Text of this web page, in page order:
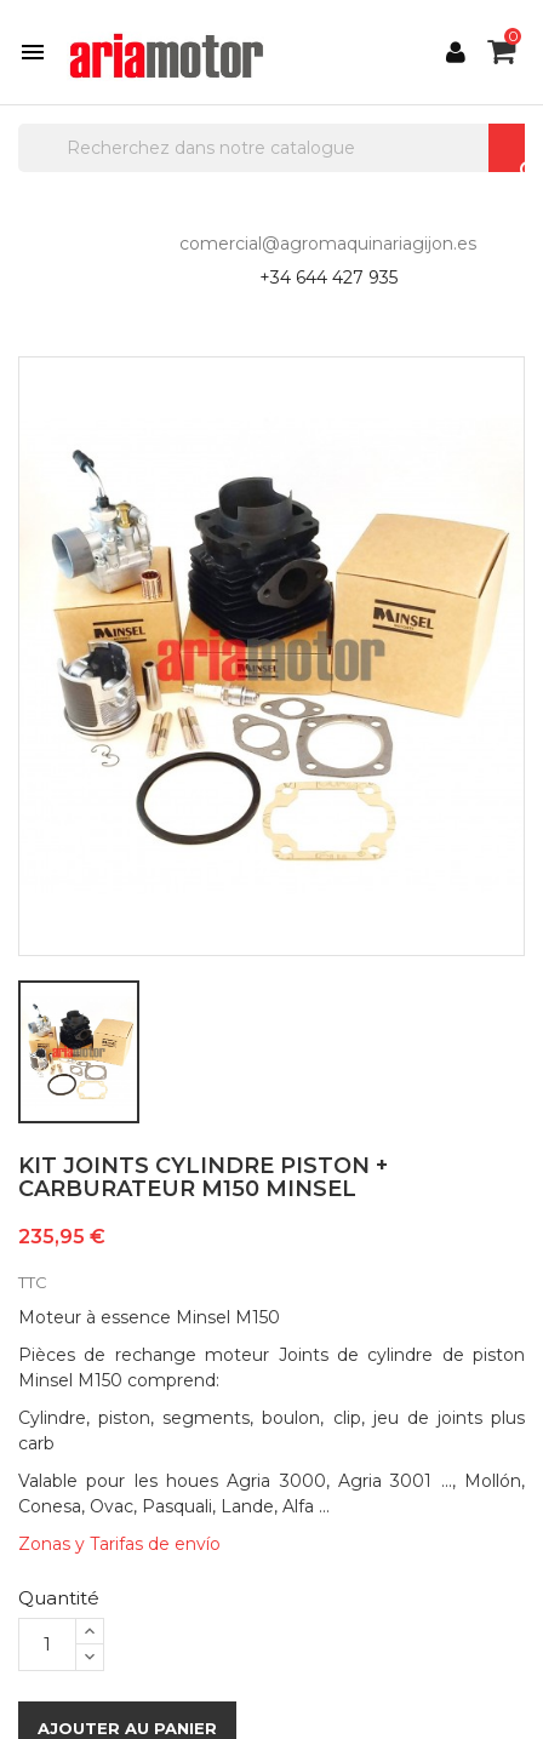

0
comercial@agromaquinariagijon.es
+34 644 427 935
KIT JOINTS CYLINDRE PISTON +
CARBURATEUR M150 MINSEL
235,95 €
TTC
Moteur à essence Minsel M150
Pièces de rechange moteur Joints de cylindre de piston
Minsel M150 comprend:
Cylindre, piston, segments, boulon, clip, jeu de joints plus
carb
Valable pour les houes Agria 3000, Agria 3001 ..., Mollón,
Conesa, Ovac, Pasquali, Lande, Alfa ...
Zonas y Tarifas de envío
Quantité
AJOUTER AU PANIER